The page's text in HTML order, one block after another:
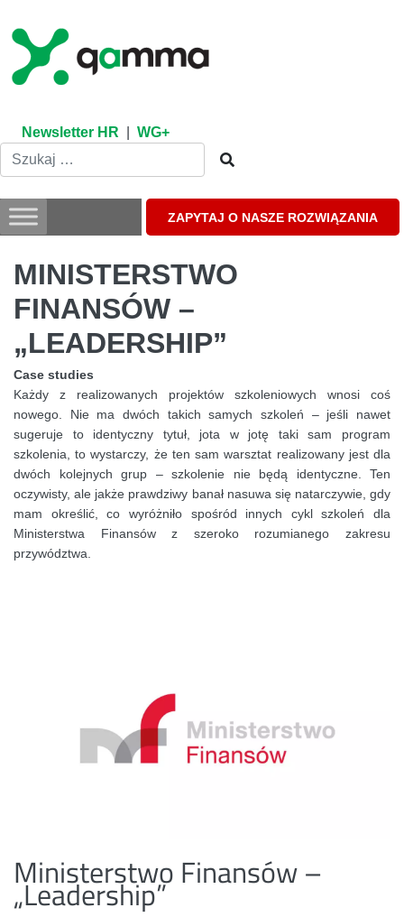
content
Newsletter HR WG+
ZAPYTAJ O NASZE ROZWIĄZANIA
MINISTERSTWO
FINANSÓW –
„LEADERSHIP”
Case studies
Każdy z realizowanych projektów szkoleniowych wnosi coś
nowego. Nie ma dwóch takich samych szkoleń – jeśli nawet
sugeruje to identyczny tytuł, jota w jotę taki sam program
szkolenia, to wystarczy, że ten sam warsztat realizowany jest dla
dwóch kolejnych grup – szkolenie nie będą identyczne. Ten
oczywisty, ale jakże prawdziwy banał nasuwa się natarczywie, gdy
mam określić, co wyróżniło spośród innych cykl szkoleń dla
Ministerstwa Finansów z szeroko rozumianego zakresu
przywództwa.
Ministerstwo Finansów –
„Leadership”